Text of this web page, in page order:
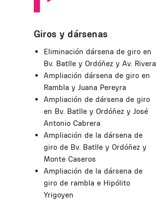
Giros y dársenas
Eliminación dársena de giro en
Bv. Batlle y Ordóñez y Av. Rivera
Ampliación dársena de giro en
Rambla y Juana Pereyra
Ampliación de dársena de giro
en Bv. Batlle y Ordóñez y José
Antonio Cabrera
Ampliación de la dársena de
giro de Bv. Batlle y Ordóñez y
Monte Caseros
Ampliación de la dársena de
giro de rambla e Hipólito
Yrigoyen